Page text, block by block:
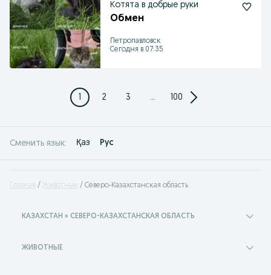
Котята в добрые руки
Обмен
Петропавловск
Сегодня в 07:35
1 2 3 ... 100
Сменить язык: Қаз Рус
Главная Животные Северо-Казахстанская область
КАЗАХСТАН » СЕВЕРО-КАЗАХСТАНСКАЯ ОБЛАСТЬ
ЖИВОТНЫЕ